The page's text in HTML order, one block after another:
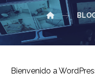
Bienvenido a